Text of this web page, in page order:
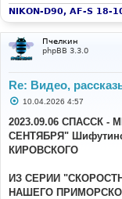
NIKON-D90, AF-S 18-
Пчелкин
phpBB 3.3.0
Re: Видео,
С
о
б
щ
е
н
е
10.04.2026 4:57
2023.09.06 СПАССК -
СЕНТЯБРЯ"
КИРОВСКОГО
ИЗ СЕРИИ
НАШЕГО